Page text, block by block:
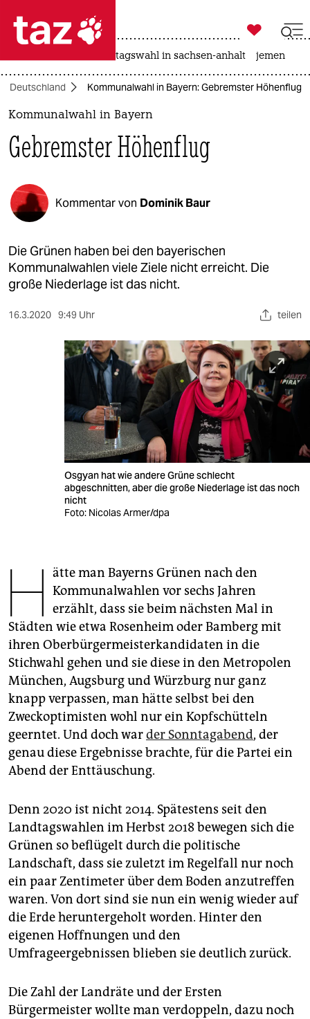
 taz zahl ich
taz zahl ich
politik
öko
gesellschaft
kultur
sport
berlin
veranstaltungen
fragen & hilfe
abo
genossenschaft
epaper login

taz zahl ich
landtagswahl in sachsen-anhalt jemen
Deutschland Kommunalwahl in Bayern: Gebremster Höhenflug
Kommunalwahl in Bayern
Gebremster Höhenflug
Kommentar von Dominik Baur
Die Grünen haben bei den bayerischen
Kommunalwahlen viele Ziele nicht erreicht. Die
große Niederlage ist das nicht.
16.3.2020 9:49 Uhr teilen
Osgyan hat wie andere Grüne schlecht
abgeschnitten, aber die große Niederlage ist das noch
nicht
Foto: Nicolas Armer/dpa
H ätte man Bayerns Grünen nach den
Kommunalwahlen vor sechs Jahren
erzählt, dass sie beim nächsten Mal in
Städten wie etwa Rosenheim oder Bamberg mit
ihren Oberbürgermeisterkandidaten in die
Stichwahl gehen und sie diese in den Metropolen
München, Augsburg und Würzburg nur ganz
knapp verpassen, man hätte selbst bei den
Zweckoptimisten wohl nur ein Kopfschütteln
geerntet. Und doch warder Sonntagabend, der
genau diese Ergebnisse brachte, für die Partei ein
Abend der Enttäuschung.
Denn 2020 ist nicht 2014. Spätestens seit den
Landtagswahlen im Herbst 2018 bewegen sich die
Grünen so beflügelt durch die politische
Landschaft, dass sie zuletzt im Regelfall nur noch
ein paar Zentimeter über dem Boden anzutreffen
waren. Von dort sind sie nun ein wenig wieder auf
die Erde heruntergeholt worden. Hinter den
eigenen Hoffnungen und den
Umfrageergebnissen blieben sie deutlich zurück.
Die Zahl der Landräte und der Ersten
Bürgermeister wollte man verdoppeln, dazu noch